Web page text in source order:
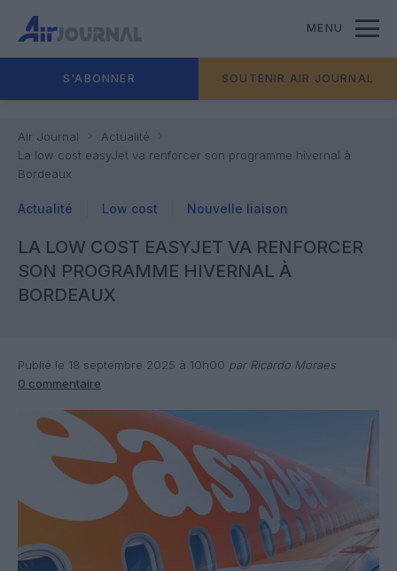
MENU
S'ABONNER SOUTENIR AIR JOURNAL
Air Journal
Actualité
La low cost easyJet va renforcer son programme hivernal à
Bordeaux
Actualité Low cost Nouvelle liaison
LA LOW COST EASYJET VA RENFORCER
SON PROGRAMME HIVERNAL À
BORDEAUX
Publié le 18 septembre 2025 à 10h00 par Ricardo Moraes
0 commentaire